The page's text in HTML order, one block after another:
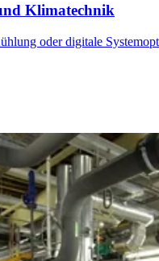
Klimatechnik
oder digitale